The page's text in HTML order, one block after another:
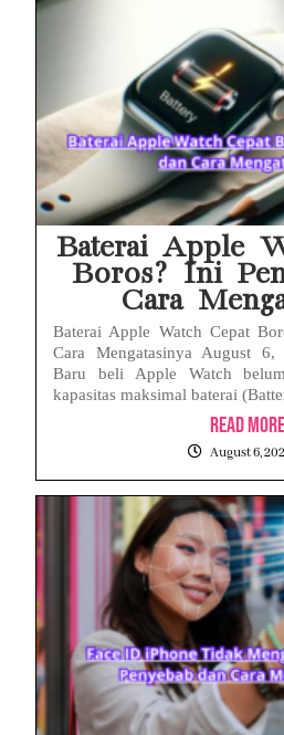
Baterai Apple
Boros? Ini
Cara
Baterai Apple Watch Cepat
Cara Mengatasinya August 6,
Baru beli Apple Watch
kapasitas maksimal baterai
Read More
August 6,